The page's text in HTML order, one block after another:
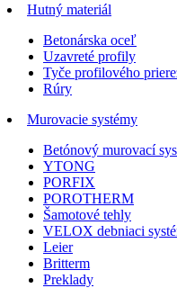
Hutný materiál
Betonárska oceľ
Uzavreté profily
Tyče profilového
Rúry
Murovacie systémy
Betónový murovací
YTONG
PORFIX
POROTHERM
Šamotové tehly
VELOX debniaci
Leier
Britterm
Preklady